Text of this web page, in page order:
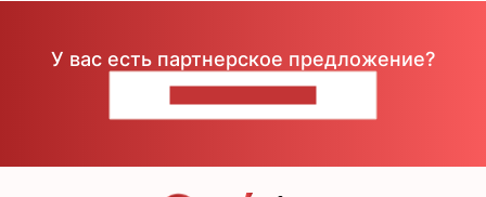
У вас есть партнерское предложение?